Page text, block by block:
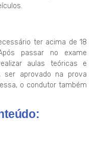
ter acima de 18
passar no exame
aulas teóricas e
ser aprovado na prova
o condutor também